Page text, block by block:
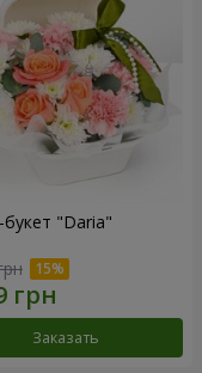
букет "Daria"
Заказать